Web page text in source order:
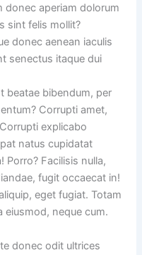
donec aperiam dolorum
sint felis mollit?
donec aenean iaculis
senectus itaque dui
beatae bibendum, per
Corrupti amet,
explicabo
natus cupidatat
Porro? Facilisis nulla,
fugit occaecat in!
eget fugiat. Totam
eiusmod, neque cum.
donec odit ultrices